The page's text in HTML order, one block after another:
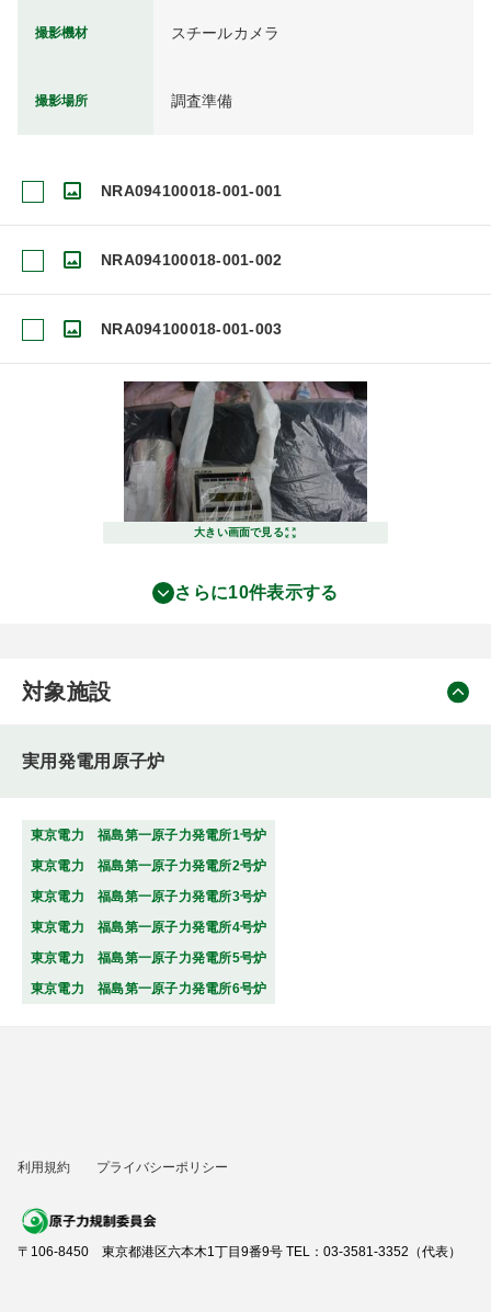
撮影機材 スチールカメラ
撮影場所 調査準備
NRA094100018-001-001
NRA094100018-001-002
NRA094100018-001-003
大きい画面で見る
さらに10件表示する
対象施設
実用発電用原子炉
東京電力 福島第一原子力発電所1号炉
東京電力 福島第一原子力発電所2号炉
東京電力 福島第一原子力発電所3号炉
東京電力 福島第一原子力発電所4号炉
東京電力 福島第一原子力発電所5号炉
東京電力 福島第一原子力発電所6号炉
利用規約 プライバシーポリシー
〒106-8450 東京都港区六本木1丁目9番9号 TEL：03-3581-3352（代表）